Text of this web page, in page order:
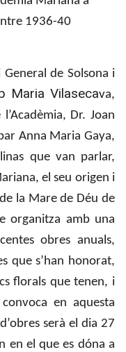
1936-40
General de Solsona i
Maria Vilasecava,
Dr. Joan
Anna Maria Gaya,
que van parlar,
el seu origen i
la Mare de Déu de
organitza amb una
obres anuals,
que s’han honorat,
florals que tenen, i
en aquesta
serà el dia 27
en el que es dóna a